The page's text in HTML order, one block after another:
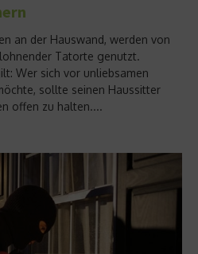
an der Hauswand, werden von
Tatorte genutzt.
Wer sich vor unliebsamen
sollte seinen Haussitter
offen zu halten....